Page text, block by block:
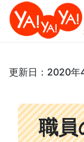
更新日：2020年
職